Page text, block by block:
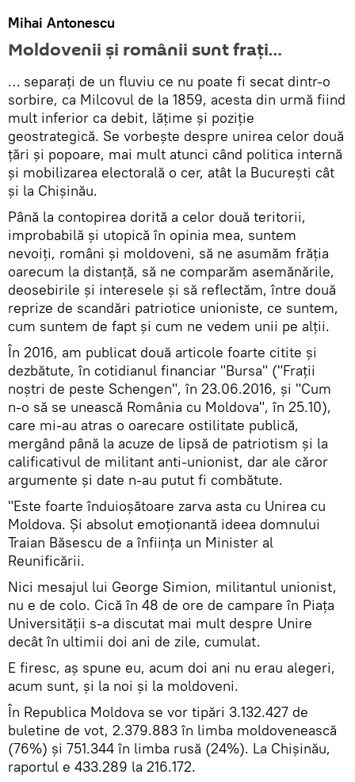
Mihai Antonescu
Moldovenii şi românii sunt fraţi…
… separaţi de un fluviu ce nu poate fi secat dintr-o
sorbire, ca Milcovul de la 1859, acesta din urmă fiind
mult inferior ca debit, lăţime şi poziţie
geostrategică. Se vorbeşte despre unirea celor două
ţări şi popoare, mai mult atunci când politica internă
şi mobilizarea electorală o cer, atât la Bucureşti cât
şi la Chişinău.
Până la contopirea dorită a celor două teritorii,
improbabilă şi utopică în opinia mea, suntem
nevoiţi, români şi moldoveni, să ne asumăm frăţia
oarecum la distanţă, să ne comparăm asemănările,
deosebirile şi interesele şi să reflectăm, între două
reprize de scandări patriotice unioniste, ce suntem,
cum suntem de fapt şi cum ne vedem unii pe alţii.
În 2016, am publicat două articole foarte citite şi
dezbătute, în cotidianul financiar "Bursa" ("Fraţii
noştri de peste Schengen", în 23.06.2016, şi "Cum
n-o să se unească România cu Moldova", în 25.10),
care mi-au atras o oarecare ostilitate publică,
mergând până la acuze de lipsă de patriotism şi la
calificativul de militant anti-unionist, dar ale căror
argumente şi date n-au putut fi combătute.
"Este foarte înduioşătoare zarva asta cu Unirea cu
Moldova. Şi absolut emoţionantă ideea domnului
Traian Băsescu de a înfiinţa un Minister al
Reunificării.
Nici mesajul lui George Simion, militantul unionist,
nu e de colo. Cică în 48 de ore de campare în Piaţa
Universităţii s-a discutat mai mult despre Unire
decât în ultimii doi ani de zile, cumulat.
E firesc, aş spune eu, acum doi ani nu erau alegeri,
acum sunt, şi la noi şi la moldoveni.
În Republica Moldova se vor tipări 3.132.427 de
buletine de vot, 2.379.883 în limba moldovenească
(76%) şi 751.344 în limba rusă (24%). La Chişinău,
raportul e 433.289 la 216.172.